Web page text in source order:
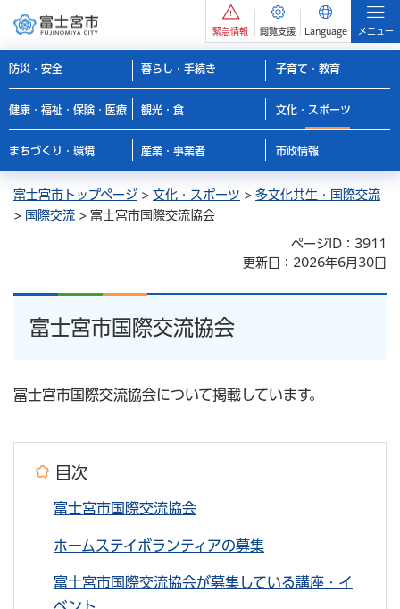
緊急情報 閲覧支援 Language メニュー
防災・安全 暮らし・手続き 子育て・教育
健康・福祉・保険・医療 観光・食 文化・スポーツ
まちづくり・環境 産業・事業者 市政情報
富士宮市トップページ > 文化・スポーツ > 多文化共生・国際交流
> 国際交流 > 富士宮市国際交流協会
ページID：3911
更新日：2026年6月30日
富士宮市国際交流協会
富士宮市国際交流協会について掲載しています。
目次
富士宮市国際交流協会
ホームステイボランティアの募集
富士宮市国際交流協会が募集している講座・イ